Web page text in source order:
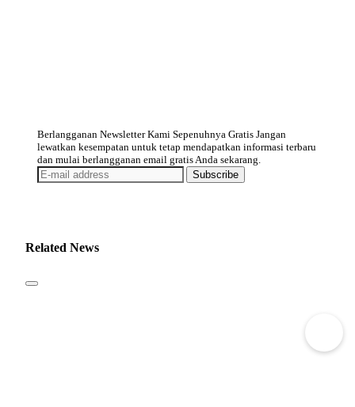
Berlangganan Newsletter Kami Sepenuhnya Gratis Jangan
lewatkan kesempatan untuk tetap mendapatkan informasi terbaru
dan mulai berlangganan email gratis Anda sekarang.
Subscribe
Related News